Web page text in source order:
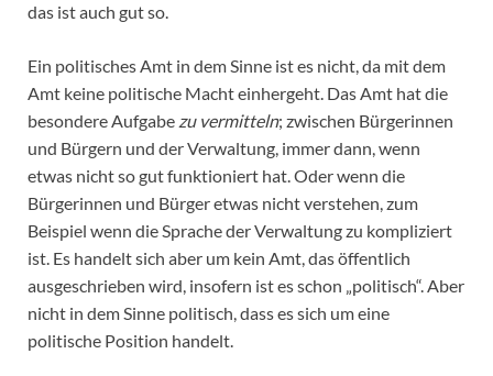
das ist auch gut so.
Ein politisches Amt in dem Sinne ist es nicht, da mit dem
Amt keine politische Macht einhergeht. Das Amt hat die
besondere Aufgabe zu vermitteln; zwischen Bürgerinnen
und Bürgern und der Verwaltung, immer dann, wenn
etwas nicht so gut funktioniert hat. Oder wenn die
Bürgerinnen und Bürger etwas nicht verstehen, zum
Beispiel wenn die Sprache der Verwaltung zu kompliziert
ist. Es handelt sich aber um kein Amt, das öffentlich
ausgeschrieben wird, insofern ist es schon „politisch“. Aber
nicht in dem Sinne politisch, dass es sich um eine
politische Position handelt.